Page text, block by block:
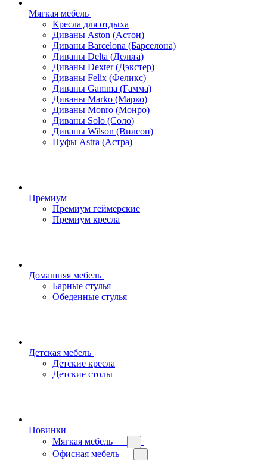
Мягкая мебель
Кресла для отдыха
Диваны Aston (Астон)
Диваны Barcelona (Барселона)
Диваны Delta (Дельта)
Диваны Dexter (Дэкстер)
Диваны Felix (Феликс)
Диваны Gamma (Гамма)
Диваны Marko (Марко)
Диваны Monro (Монро)
Диваны Solo (Соло)
Диваны Wilson (Вилсон)
Пуфы Astra (Астра)
Премиум
Премиум геймерские
Премиум кресла
Домашняя мебель
Барные стулья
Обеденные стулья
Детская мебель
Детские кресла
Детские столы
Новинки
Мягкая мебель
Офисная мебель